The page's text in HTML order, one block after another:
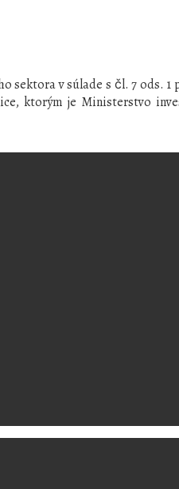
sektora v súlade s čl. 7 ods.
ktorým je Ministerstvo